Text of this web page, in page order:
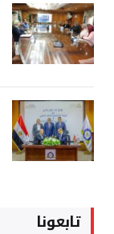
تابعونا